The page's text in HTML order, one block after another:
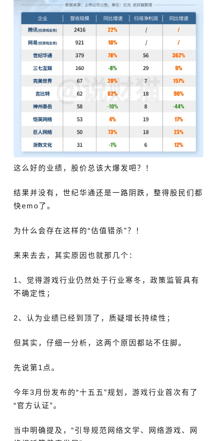
这么好的业绩，股价总该大爆发吧？！
结果并没有，世纪华通还是一路阴跌，整得股民们都
快emo了。
为什么会存在这样的“估值错杀”？！
来来去去，其实原因也就那几个：
1、觉得游戏行业仍然处于行业寒冬，政策监管具有
不确定性；
2、认为业绩已经到顶了，质疑增长持续性；
但其实，仔细一分析，这两个原因都站不住脚。
先说第1点。
今年3月份发布的“十五五”规划，游戏行业首次有了
“官方认证”。
当中明确提及，“引导规范网络文学、 网络游戏、网